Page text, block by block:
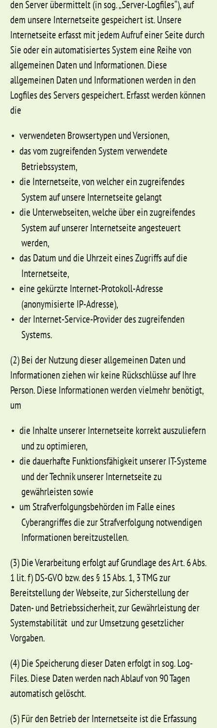
den Server übermittelt (in sog. „Server-Logfiles“), auf
dem unsere Internetseite gespeichert ist. Unsere
Internetseite erfasst mit jedem Aufruf einer Seite durch
Sie oder ein automatisiertes System eine Reihe von
allgemeinen Daten und Informationen. Diese
allgemeinen Daten und Informationen werden in den
Logfiles des Servers gespeichert. Erfasst werden können
die
verwendeten Browsertypen und Versionen,
das vom zugreifenden System verwendete
Betriebssystem,
die Internetseite, von welcher ein zugreifendes
System auf unsere Internetseite gelangt
die Unterwebseiten, welche über ein zugreifendes
System auf unserer Internetseite angesteuert
werden,
das Datum und die Uhrzeit eines Zugriffs auf die
Internetseite,
eine gekürzte Internet-Protokoll-Adresse
(anonymisierte IP-Adresse),
der Internet-Service-Provider des zugreifenden
Systems.
(2) Bei der Nutzung dieser allgemeinen Daten und
Informationen ziehen wir keine Rückschlüsse auf Ihre
Person. Diese Informationen werden vielmehr benötigt,
um
die Inhalte unserer Internetseite korrekt auszuliefern
und zu optimieren,
die dauerhafte Funktionsfähigkeit unserer IT-Systeme
und der Technik unserer Internetseite zu
gewährleisten sowie
um Strafverfolgungsbehörden im Falle eines
Cyberangriffes die zur Strafverfolgung notwendigen
Informationen bereitzustellen.
(3) Die Verarbeitung erfolgt auf Grundlage des Art. 6 Abs.
1 lit. f) DS-GVO bzw. des § 15 Abs. 1, 3 TMG zur
Bereitstellung der Webseite, zur Sicherstellung der
Daten- und Betriebssicherheit, zur Gewährleistung der
Systemstabilität und zur Umsetzung gesetzlicher
Vorgaben.
(4) Die Speicherung dieser Daten erfolgt in sog. Log-
Files. Diese Daten werden nach Ablauf von 90 Tagen
automatisch gelöscht.
(5) Für den Betrieb der Internetseite ist die Erfassung